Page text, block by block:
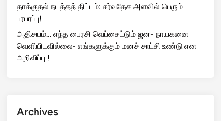
தாக்குதல் நடத்தத் திட்டம்: சர்வதேச அளவில் பெரும்
பரபரப்பு!
அதிசயம்… எந்த பைரசி வெப்சைட்டும் ஜன- நாயகனை
வெளியிடவில்லை- எங்களுக்கும் மனச் சாட்சி உண்டு என
அறிவிப்பு !
Archives